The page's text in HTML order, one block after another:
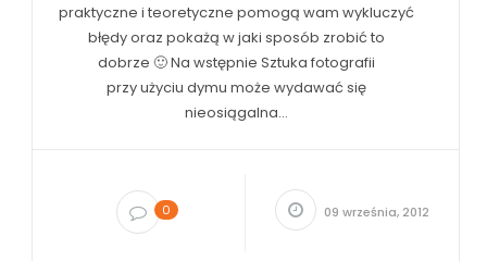
praktyczne i teoretyczne pomogą wam wykluczyć
błędy oraz pokażą w jaki sposób zrobić to
dobrze 🙂 Na wstępnie Sztuka fotografii
przy użyciu dymu może wydawać się
nieosiągalna...
0 09 września, 2012